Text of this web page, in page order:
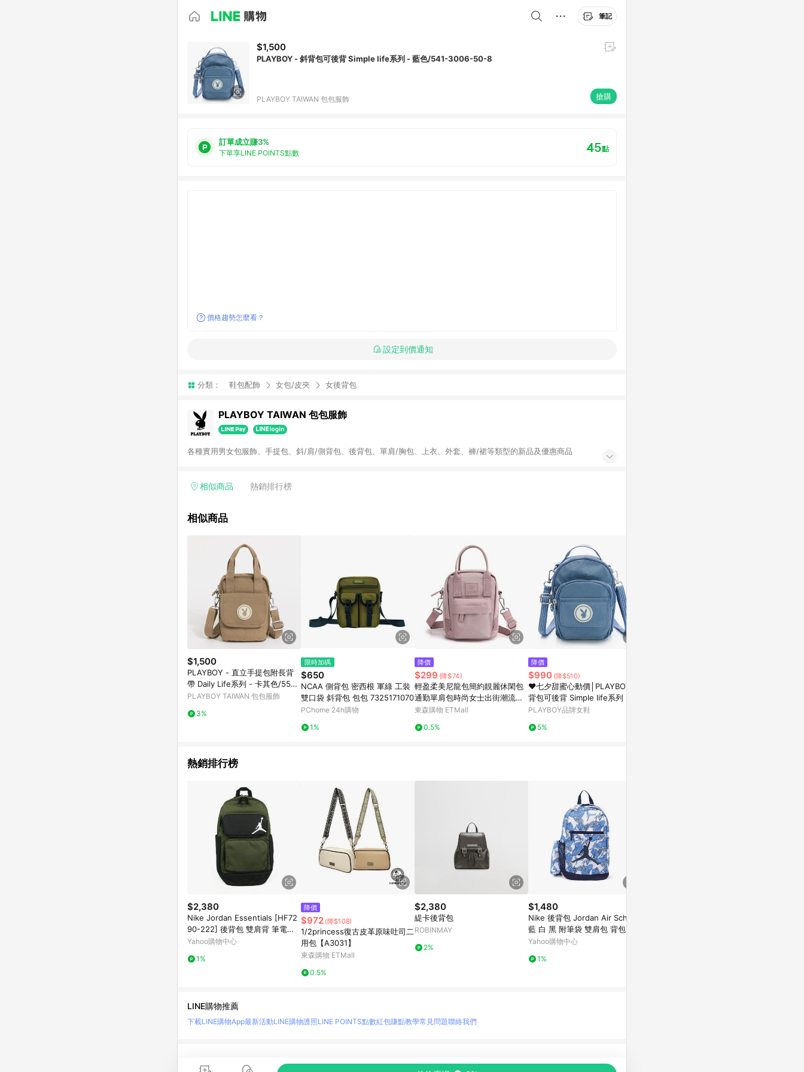
筆記
$1,500
PLAYBOY - 斜背包可後背 Simple life系列 - 藍色/541-3006-50-8
PLAYBOY TAIWAN 包包服飾 搶購
訂單成立賺3%
下單享LINE POINTS點數 45點
價格趨勢怎麼看？
設定到價通知
分類： 鞋包配飾 女包/皮夾 女後背包
PLAYBOY TAIWAN 包包服飾
各種實用男女包服飾、手提包、斜/肩/側背包、後背包、單肩/胸包、上衣、外套、褲/裙等類型的新品及優惠商品
相似商品 熱銷排行榜
相似商品
$1,500
PLAYBOY - 直立手提包附長背
帶 Daily Life系列 - 卡其色/552-
9103-26-6
PLAYBOY TAIWAN 包包服飾
3%
限時加碼
$650
NCAA 側背包 密西根 軍綠 工裝
雙口袋 斜背包 包包 7325171070
PChome 24h購物
1%
降價
$299 (降$74)
輕盈柔美尼龍包簡約靚麗休閑包
通勤單肩包時尚女士出街潮流斜
挎包
東森購物 ETMall
0.5%
降價
$990 (降$510)
❤️七夕甜蜜心動價│PLAYBOY 斜
背包可後背 Simple life系列 - 藍
色(541-3006-50-8)
PLAYBOY品牌女鞋
5%
熱銷排行榜
$2,380
Nike Jordan Essentials [HF72
90-222] 後背包 雙肩背 筆電包
喬丹 綠 黑
Yahoo購物中心
1%
降價
$972 (降$108)
1/2princess復古皮革原味吐司二
用包【A3031】
東森購物 ETMall
0.5%
$2,380
緹卡後背包
ROBINMAY
2%
$1,480
Nike 後背包 Jordan Air School
藍 白 黑 附筆袋 雙肩包 背包 書
包 包包 JD2523015PS-004
Yahoo購物中心
1%
LINE購物推薦
下載LINE購物App最新活動LINE購物護照LINE POINTS點數紅包賺點教學常見問題聯絡我們
LINE 購物是匯集購物情報與商品資訊的整合性平台，並依購物情報中的趨勢與風格做合作網路商家的延伸商品推薦，商品資料更新會有